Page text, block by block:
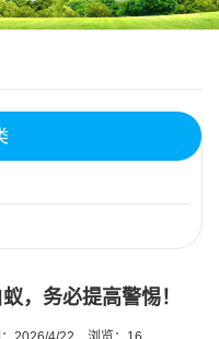
，务必提高警惕！